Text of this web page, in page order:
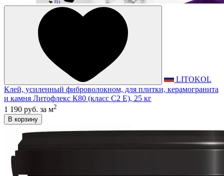
LITOKOL
Клей, усиленный фиброволокном, для плитки, керамогранита
и камня Литофлекс К80 (класс С2 E), 25 кг
1 190 руб. за м2
В корзину